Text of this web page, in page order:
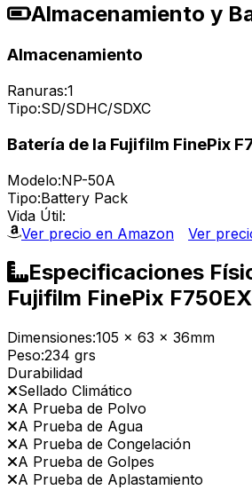
Almacenamiento y
Almacenamiento
Ranuras:1
Tipo:SD/SDHC/SDXC
Batería de la Fujifilm FinePix
Modelo:NP-50A
Tipo:Battery Pack
Vida Útil:
Ver precio en Amazon
Ver
Especificaciones
Fujifilm FinePix
Dimensiones:105 x 63 x 36mm
Peso:234 grs
Durabilidad
Sellado Climático
A Prueba de Polvo
A Prueba de Agua
A Prueba de Congelación
A Prueba de Golpes
A Prueba de Aplastamiento